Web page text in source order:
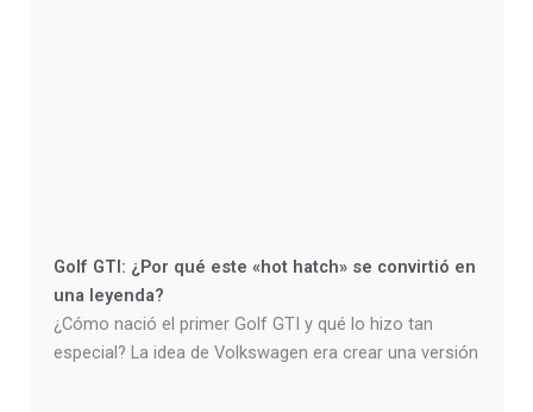
Golf GTI: ¿Por qué este «hot hatch» se convirtió en
una leyenda?
¿Cómo nació el primer Golf GTI y qué lo hizo tan
especial? La idea de Volkswagen era crear una versión